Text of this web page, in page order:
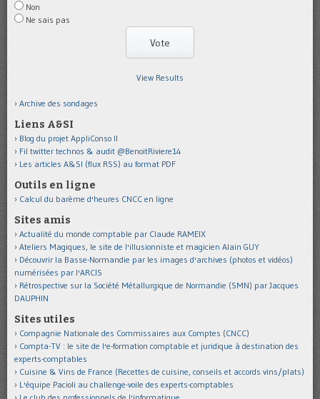
Non
Ne sais pas
View Results
Archive des sondages
Liens A&SI
Blog du projet AppliConso II
Fil twitter technos & audit @BenoitRiviere14
Les articles A&SI (flux RSS) au format PDF
Outils en ligne
Calcul du barème d'heures CNCC en ligne
Sites amis
Actualité du monde comptable par Claude RAMEIX
Ateliers Magiques, le site de l'illusionniste et magicien Alain GUY
Découvrir la Basse-Normandie par les images d'archives (photos et vidéos)
numérisées par l'ARCIS
Rétrospective sur la Société Métallurgique de Normandie (SMN) par Jacques
DAUPHIN
Sites utiles
Compagnie Nationale des Commissaires aux Comptes (CNCC)
Compta-TV : le site de l'e-formation comptable et juridique à destination des
experts-comptables
Cuisine & Vins de France (Recettes de cuisine, conseils et accords vins/plats)
L'équipe Pacioli au challenge-voile des experts-comptables